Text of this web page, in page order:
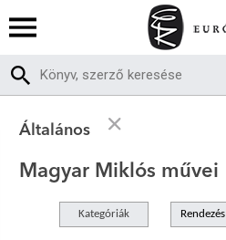
Általános
Magyar Miklós művei
Kategóriák Rendezés